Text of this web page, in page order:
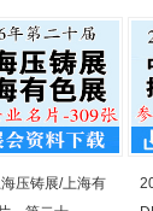
压铸展/上海有